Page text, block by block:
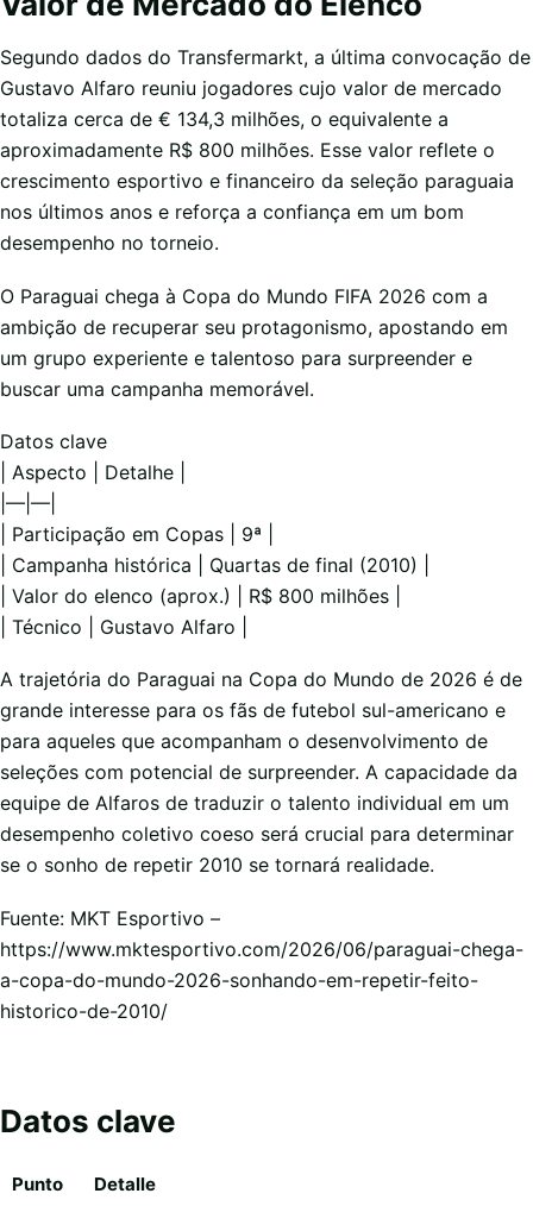
Segundo dados do Transfermarkt, a última convocação de
Gustavo Alfaro reuniu jogadores cujo valor de mercado
totaliza cerca de € 134,3 milhões, o equivalente a
aproximadamente R$ 800 milhões. Esse valor reflete o
crescimento esportivo e financeiro da seleção paraguaia
nos últimos anos e reforça a confiança em um bom
desempenho no torneio.
O Paraguai chega à Copa do Mundo FIFA 2026 com a
ambição de recuperar seu protagonismo, apostando em
um grupo experiente e talentoso para surpreender e
buscar uma campanha memorável.
Datos clave
| Aspecto | Detalhe |
|—|—|
| Participação em Copas | 9ª |
| Campanha histórica | Quartas de final (2010) |
| Valor do elenco (aprox.) | R$ 800 milhões |
| Técnico | Gustavo Alfaro |
A trajetória do Paraguai na Copa do Mundo de 2026 é de
grande interesse para os fãs de futebol sul-americano e
para aqueles que acompanham o desenvolvimento de
seleções com potencial de surpreender. A capacidade da
equipe de Alfaros de traduzir o talento individual em um
desempenho coletivo coeso será crucial para determinar
se o sonho de repetir 2010 se tornará realidade.
Fuente: MKT Esportivo –
https://www.mktesportivo.com/2026/06/paraguai-chega-
a-copa-do-mundo-2026-sonhando-em-repetir-feito-
historico-de-2010/
Datos clave
Punto Detalle